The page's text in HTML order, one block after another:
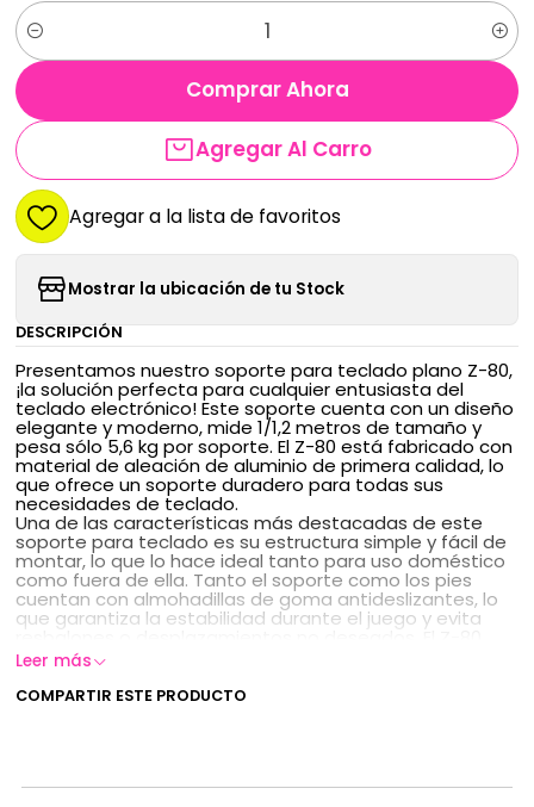
Cantidad
Agregar Al Carro
Comprar Ahora
Agregar a la lista de favoritos
Mostrar la ubicación de tu Stock
DESCRIPCIÓN
Presentamos nuestro soporte para teclado plano Z-80,
¡la solución perfecta para cualquier entusiasta del
teclado electrónico! Este soporte cuenta con un diseño
elegante y moderno, mide 1/1,2 metros de tamaño y
pesa sólo 5,6 kg por soporte. El Z-80 está fabricado con
material de aleación de aluminio de primera calidad, lo
que ofrece un soporte duradero para todas sus
necesidades de teclado.
Una de las características más destacadas de este
soporte para teclado es su estructura simple y fácil de
montar, lo que lo hace ideal tanto para uso doméstico
como fuera de ella. Tanto el soporte como los pies
cuentan con almohadillas de goma antideslizantes, lo
que garantiza la estabilidad durante el juego y evita
puede soportar un peso máximo de hasta 80 kg, lo que
lo convierte en la elección perfecta incluso para los
teclados más pesados. Disponible en elegantes
tocar el teclado con el soporte para teclado plano Z-
Leer más
COMPARTIR ESTE PRODUCTO